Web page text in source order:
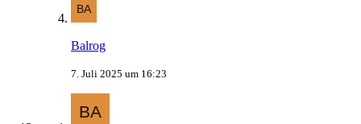
Balrog
7. Juli 2025 um 16:23